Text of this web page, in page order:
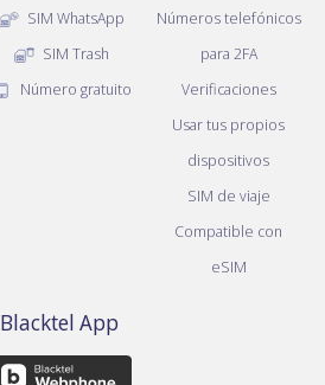
SIM WhatsApp
SIM Trash
Número gratuito
Números telefónicos
para 2FA
Verificaciones
Usar tus propios
dispositivos
SIM de viaje
Compatible con
eSIM
Blacktel App